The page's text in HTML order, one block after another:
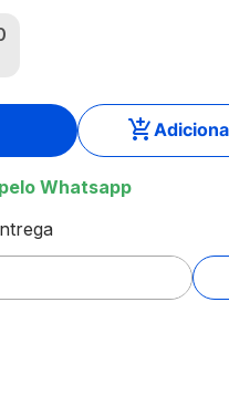
Whatsapp